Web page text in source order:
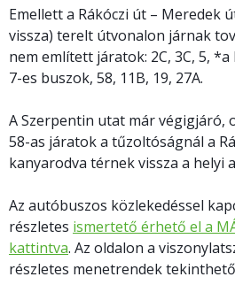
Emellett a Rákóczi út – Meredek
vissza) terelt útvonalon járnak
nem említett járatok: 2C, 3C, 5,
7-es buszok, 58, 11B, 19, 27A.
A Szerpentin utat már végigjáró,
58-as járatok a tűzoltóságnál a
kanyarodva térnek vissza a helyi
Az autóbuszos közlekedéssel
részletes ismertető érhető el a
kattintva. Az oldalon a
részletes menetrendek